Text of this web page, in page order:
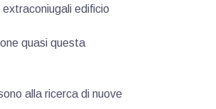
edificio
quasi questa
alla ricerca di nuove